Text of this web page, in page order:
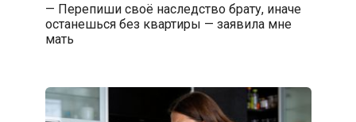
— Перепиши своё наследство брату, иначе
останешься без квартиры — заявила мне
мать